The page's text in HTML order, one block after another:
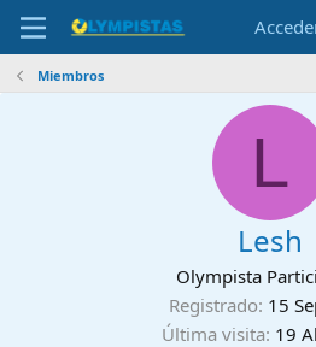
Miembros
L
Lesh
Olympista
Registrado 15
Última visita 19